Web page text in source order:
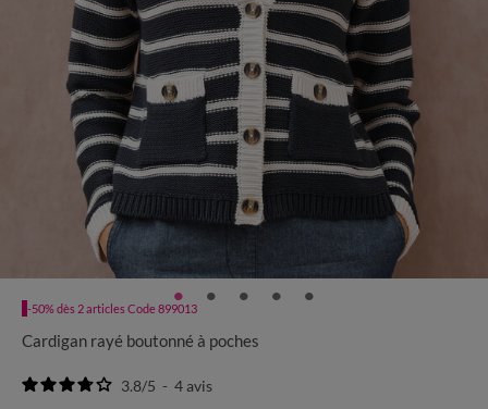
-50% dès 2 articles Code 899013
Cardigan rayé boutonné à poches
3.8/5 - 4avis